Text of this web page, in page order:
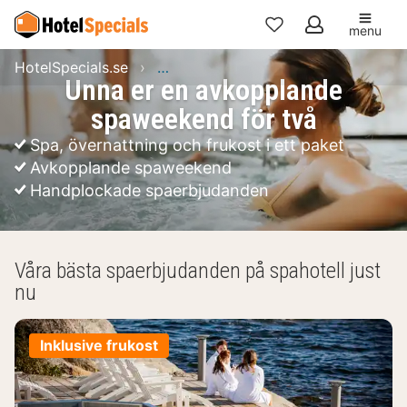
Mina
favoriter
menu
Unna er en avkopplande
spaweekend för två
Spa, övernattning och frukost i ett paket
Avkopplande spaweekend
Handplockade spaerbjudanden
HotelSpecials.se Unna er en avkopplande
Våra bästa spaerbjudanden på spahotell just
nu
Inklusive frukost